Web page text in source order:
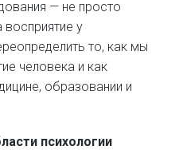
— не просто
восприятие у
то, как мы
человека и как
образовании и
психологии